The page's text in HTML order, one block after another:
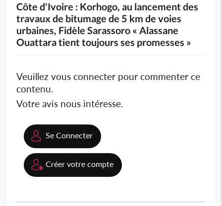
Côte d'Ivoire : Korhogo, au lancement des
travaux de bitumage de 5 km de voies
urbaines, Fidèle Sarassoro « Alassane
Ouattara tient toujours ses promesses »
Veuillez vous connecter pour commenter ce
contenu.
Votre avis nous intéresse.
Se Connecter
Créer votre compte